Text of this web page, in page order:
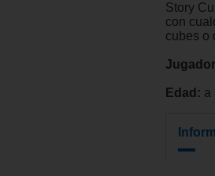
Story
con
cubes o
Edad: a